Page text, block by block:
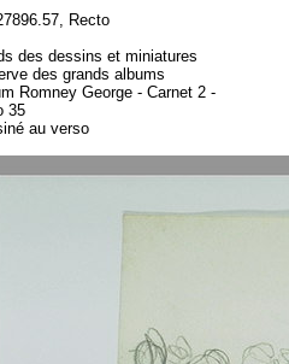
Recto
des dessins et miniatures
des grands albums
Romney George - Carnet 2 -
35
au verso